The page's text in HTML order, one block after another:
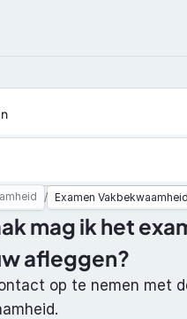
/ Examen Vakbekwaamheid
mag ik het
afleggen?
op te nemen met